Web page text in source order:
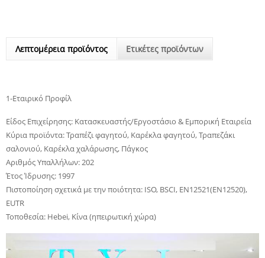
Λεπτομέρεια προϊόντος Ετικέτες προϊόντων
1-Εταιρικό Προφίλ
Είδος Επιχείρησης: Κατασκευαστής/Εργοστάσιο & Εμπορική Εταιρεία
Κύρια προϊόντα: Τραπέζι φαγητού, Καρέκλα φαγητού, Τραπεζάκι
σαλονιού, Καρέκλα χαλάρωσης, Πάγκος
Αριθμός Υπαλλήλων: 202
Έτος Ίδρυσης: 1997
Πιστοποίηση σχετικά με την ποιότητα: ISO, BSCI, EN12521(EN12520),
EUTR
Τοποθεσία: Hebei, Κίνα (ηπειρωτική χώρα)